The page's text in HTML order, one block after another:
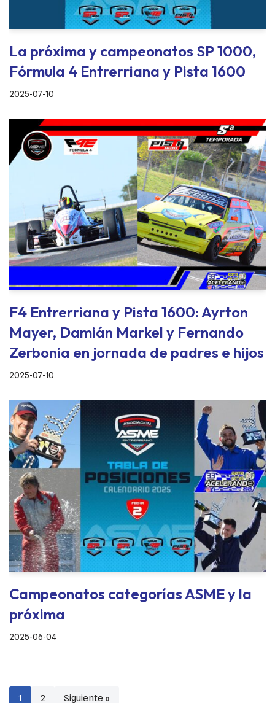
La próxima y campeonatos SP 1000,
Fórmula 4 Entrerriana y Pista 1600
2025-07-10
F4 Entrerriana y Pista 1600: Ayrton
Mayer, Damián Markel y Fernando
Zerbonia en jornada de padres e hijos
2025-07-10
Campeonatos categorías ASME y la
próxima
2025-06-04
1 2 Siguiente »